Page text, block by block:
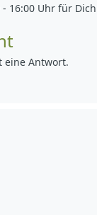
16:00 Uhr für Dich
eine Antwort.